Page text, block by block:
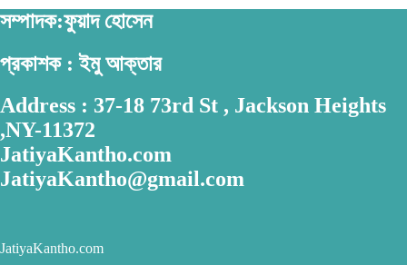
সম্পাদক:ফুয়াদ হোসেন
প্রকাশক : ইমু আক্তার
Address : 37-18 73rd St , Jackson Heights
,NY-11372
JatiyaKantho.com
JatiyaKantho@gmail.com
JatiyaKantho.com